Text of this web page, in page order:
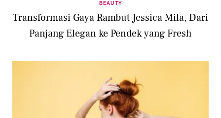
BEAUTY
Transformasi Gaya Rambut Jessica Mila, Dari
Panjang Elegan ke Pendek yang Fresh